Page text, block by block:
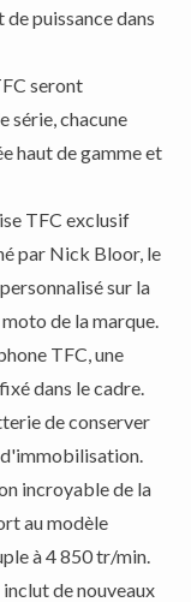
puissance dans
seront
série, chacune
haut de gamme et
TFC exclusif
par Nick Bloor, le
sur la
de la marque.
TFC, une
dans le cadre.
de conserver
incroyable de la
au modèle
à 4 850 tr/min.
de nouveaux